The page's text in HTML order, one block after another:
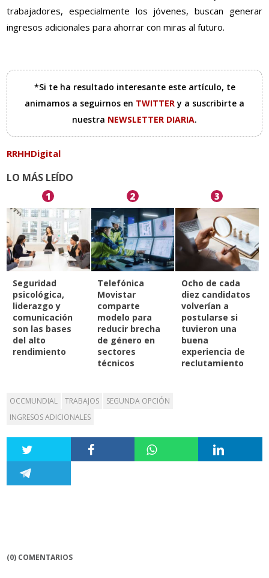
trabajadores, especialmente los jóvenes, buscan generar
ingresos adicionales para ahorrar con miras al futuro.
*Si te ha resultado interesante este artículo, te
animamos a seguirnos en TWITTERy a suscribirte a
nuestra NEWSLETTER DIARIA.
RRHHDigital
LO MÁS LEÍDO
1
Seguridad
psicológica,
liderazgo y
comunicación
son las bases
del alto
rendimiento
2
Telefónica
Movistar
comparte
modelo para
reducir brecha
de género en
sectores
técnicos
3
Ocho de cada
diez candidatos
volverían a
postularse si
tuvieron una
buena
experiencia de
reclutamiento
OCCMUNDIAL TRABAJOS
SEGUNDA OPCIÓN
INGRESOS ADICIONALES
(0) COMENTARIOS